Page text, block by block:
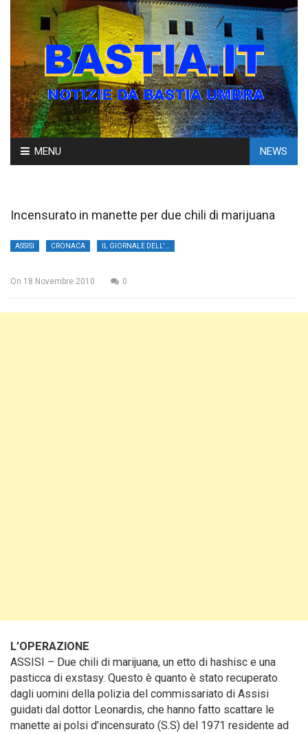
Skip
to
MENU NEWS
Incensurato in manette per due chili di marijuana
ASSISI CRONACA
On 18 Novembre 2010 0
L’OPERAZIONE
ASSISI – Due chili di marijuana, un etto di hashisc e una
pasticca di exstasy. Questo è quanto è stato recuperato
dagli uomini della polizia del commissariato di Assisi
guidati dal dottor Leonardis, che hanno fatto scattare le
manette ai polsi d’incensurato (S.S) del 1971 residente ad